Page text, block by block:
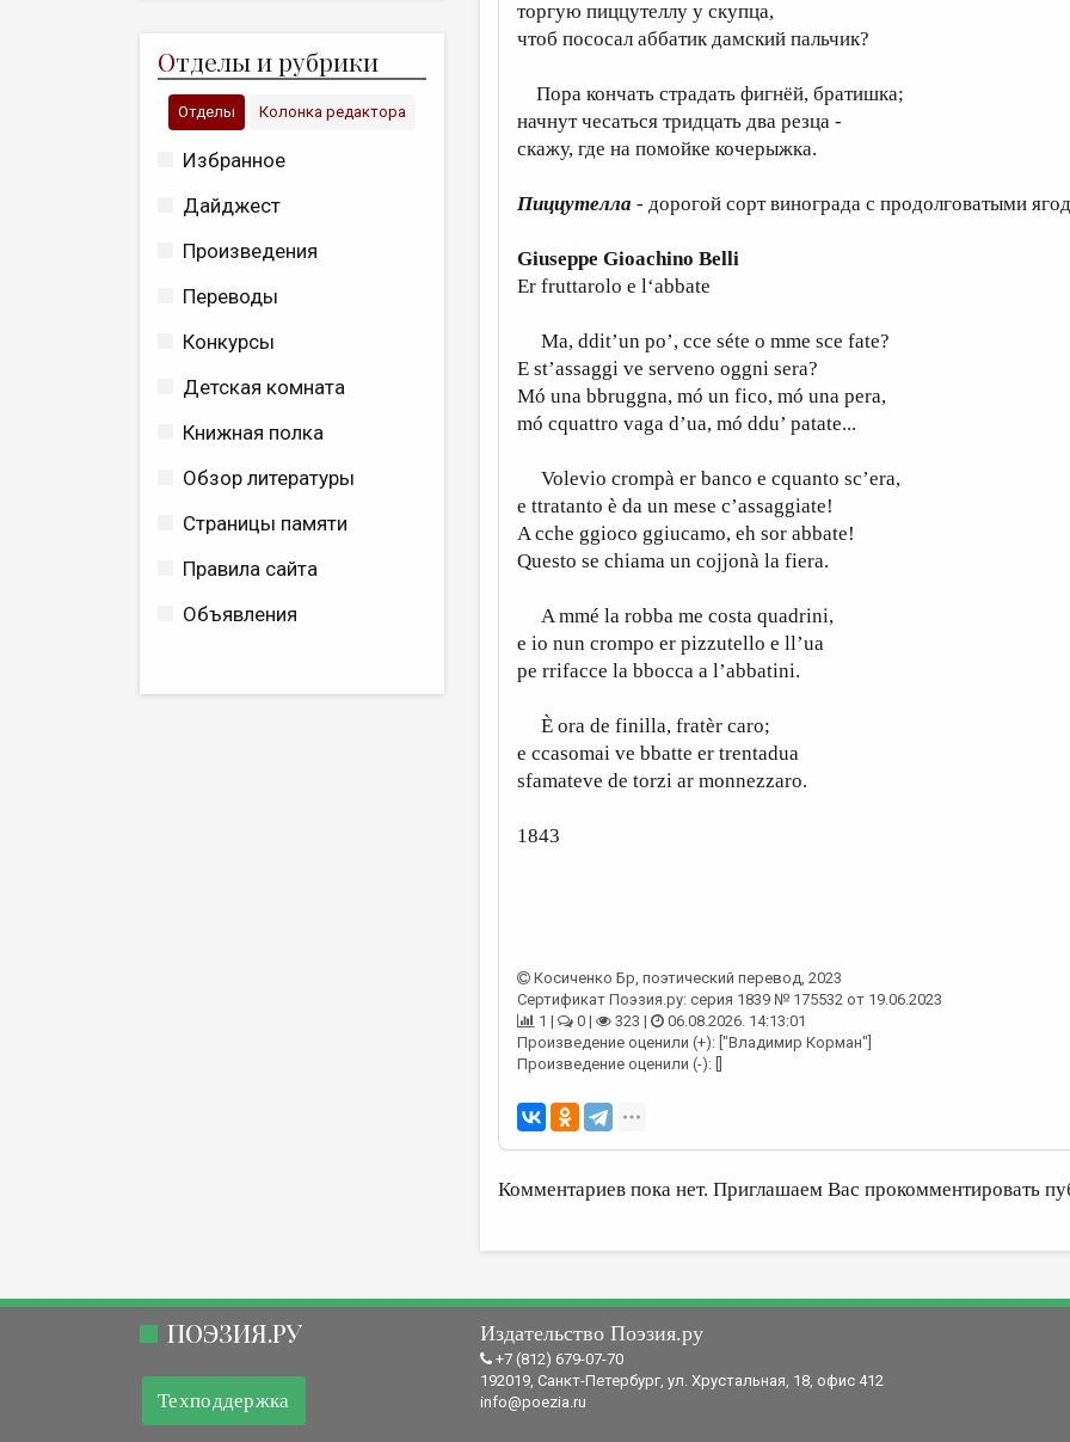
Отделы и рубрики
Отделы Колонка редактора
Избранное
Дайджест
Произведения
Переводы
Конкурсы
Детская комната
Книжная полка
Обзор литературы
Страницы памяти
Правила сайта
Объявления
торгую пиццутеллу у скупца,
чтоб пососал аббатик дамский пальчик?
Пора кончать страдать фигнёй, братишка;
начнут чесаться тридцать два резца -
скажу, где на помойке кочерыжка.
Пиццутелла - дорогой сорт винограда с продолговатыми
Giuseppe Gioachino Belli
Er fruttarolo e l‘abbate
Ma, ddit’un po’, cce séte o mme sce fate?
E st’assaggi ve serveno oggni sera?
Mó una bbruggna, mó un fico, mó una pera,
mó cquattro vaga d’ua, mó ddu’ patate...
Volevio crompà er banco e cquanto sc’era,
e ttratanto è da un mese c’assaggiate!
A cche ggioco ggiucamo, eh sor abbate!
Questo se chiama un cojjonà la fiera.
A mmé la robba me costa quadrini,
e io nun crompo er pizzutello e ll’ua
pe rrifacce la bbocca a l’abbatini.
È ora de finilla, fratèr caro;
e ccasomai ve bbatte er trentadua
sfamateve de torzi ar monnezzaro.
1843
Косиченко Бр, поэтический перевод, 2023
Сертификат Поэзия.ру: серия 1839 № 175532 от 19.06.2023
1 |
0 | 323 |
06.08.2026. 14:13:01
Произведение оценили (+): ["Владимир Корман"]
Произведение оценили (-): []
Комментариев пока нет. Приглашаем Вас прокомментировать
ПОЭЗИЯ.РУ
Техподдержка
Издательство Поэзия.ру
+7 (812) 679-07-70
192019, Санкт-Петербург, ул. Хрустальная, 18, офис 412
info@poezia.ru